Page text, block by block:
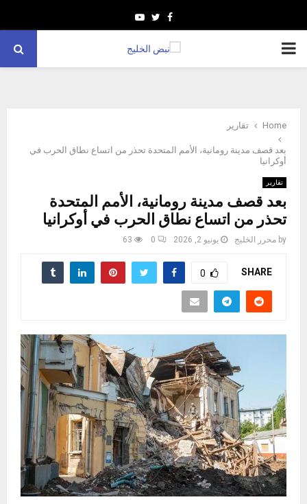
Facebook
Twitter
Youtube
PRIMARY
Home تقارير
بعد قصف مدينة رومانية، الأمم المتحدة تحذر من اتساع نطاق الحرب في
أوكرانيا
تقارير
بعد قصف مدينة رومانية، الأمم المتحدة
تحذر من اتساع نطاق الحرب في أوكرانيا
by محرر الخليج يونيو 2, 2026 0
63
SHARE
0